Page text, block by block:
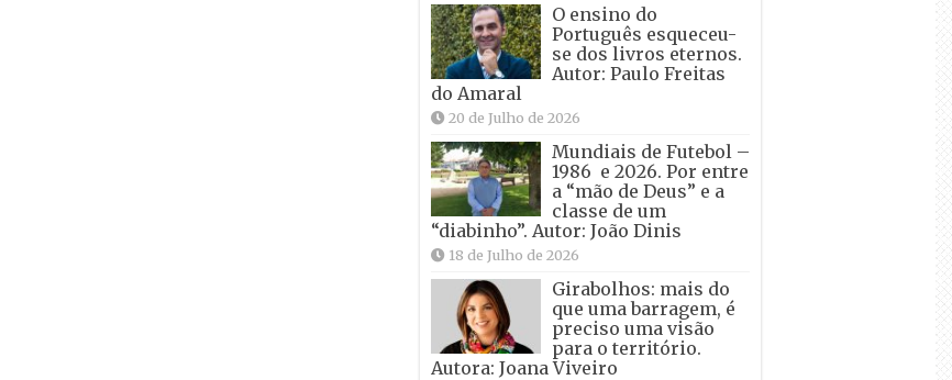
O ensino do
Português esqueceu-
se dos livros eternos.
Autor: Paulo Freitas
do Amaral
20 de Julho de 2026
Mundiais de Futebol –
1986 e 2026. Por entre
a “mão de Deus” e a
classe de um
“diabinho”. Autor: João Dinis
18 de Julho de 2026
Girabolhos: mais do
que uma barragem, é
preciso uma visão
para o território.
Autora: Joana Viveiro